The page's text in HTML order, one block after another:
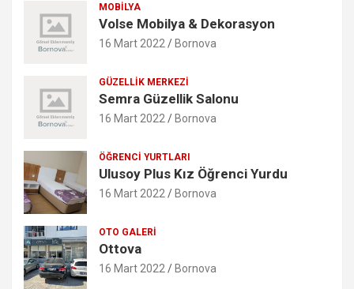
MOBILYA
Volse Mobilya & Dekorasyon
16 Mart 2022 Bornova
GÜZELLIK MERKEZI
Semra Güzellik Salonu
16 Mart 2022 Bornova
ÖĞRENCI YURTLARI
Ulusoy Plus Kız Öğrenci Yurdu
16 Mart 2022 Bornova
OTO GALERI
Ottova
16 Mart 2022 Bornova